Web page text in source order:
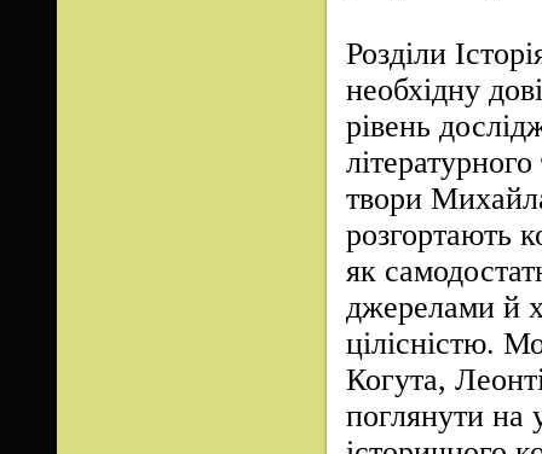
Розділи
необхідну
рівень
твори
розгортають
як
джерелами й
цілісністю.
Когута,
поглянути на